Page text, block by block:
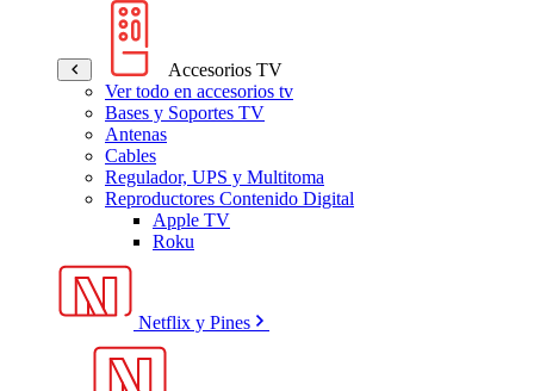
Accesorios TV
Ver todo en accesorios tv
Bases y Soportes TV
Antenas
Cables
Regulador, UPS y Multitoma
Reproductores Contenido Digital
Apple TV
Roku
Netflix y Pines